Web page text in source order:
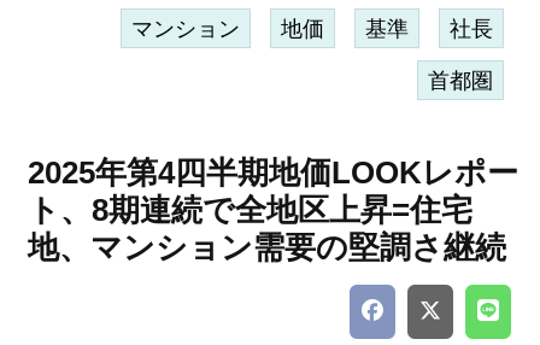
マンション 地価 基準 社長
首都圏
2025年第4四半期地価LOOKレポー
ト、8期連続で全地区上昇=住宅
地、マンション需要の堅調さ継続